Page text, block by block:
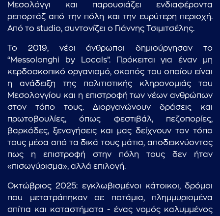
Μεσολόγγι και παρουσιάζει ενδιαφέροντα
ρεπορτάζ από την πόλη και την ευρύτερη περιοχή.
Από το studio, συντονίζει ο Γιάννης Τσιμιτσέλης.
Το 2019, νέοι άνθρωποι δημιούργησαν το
“Messolonghi by Locals”. Πρόκειται για έναν μη
κερδοσκοπικό οργανισμό, σκοπός του οποίου είναι
η ανάδειξη της πολιτιστικής κληρονομιάς του
Μεσολογγίου και η επιστροφή των νέων ανθρώπων
στον τόπο τους. Διοργανώνουν δράσεις και
πρωτοβουλίες, όπως φεστιβάλ, πεζοπορίες,
βαρκάδες, ξεναγήσεις και μας δείχνουν τον τόπο
τους μέσα από τα δικά τους μάτια, αποδεικνύοντας
πως η επιστροφή στην πόλη τους δεν ήταν
«πισωγύρισμα», αλλά επιλογή.
Οκτώβριος 2025: εγκλωβισμένοι κάτοικοι, δρόμοι
που μετατράπηκαν σε ποτάμια, πλημμυρισμένα
σπίτια και καταστήματα - ένας νομός καλυμμένος